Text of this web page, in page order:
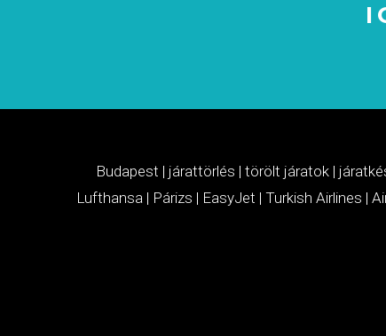
Budapest | járattörlés | törölt járatok |
Lufthansa| Párizs | EasyJet | Turkish Airlines |